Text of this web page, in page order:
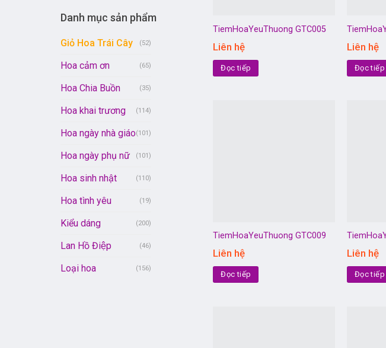
Danh mục sản phẩm
Giỏ Hoa Trái Cây (52)
Hoa cảm ơn (65)
Hoa Chia Buồn (35)
Hoa khai trương (114)
Hoa ngày nhà giáo(101)
Hoa ngày phụ nữ (101)
Hoa sinh nhật (110)
Hoa tình yêu (19)
Kiểu dáng (200)
Lan Hồ Điệp (46)
Loại hoa (156)
TiemHoaYeuThuong GTC005
Liên hệ
Đọc tiếp
Liên hệ
Đọc tiếp
TiemHoaYeuThuong GTC009
Liên hệ
Đọc tiếp
Liên hệ
Đọc tiếp